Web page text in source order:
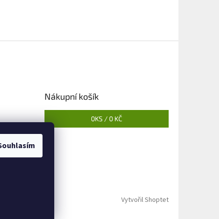
Nákupní košík
0KS / 0 KČ
Vytvořil Shoptet